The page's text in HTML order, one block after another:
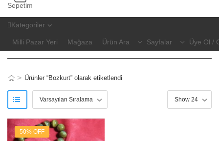
Sepetim
Kategoriler
Milli Pazar Yeri Mağaza Ürün Ara Sayfalar Üye Ol /
> Ürünler “Bozkurt” olarak etiketlendi
50% OFF